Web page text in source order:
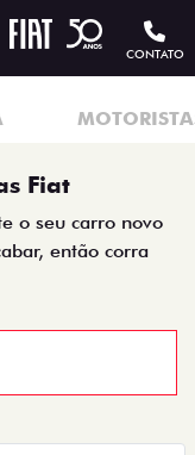
CONTATO
Fiat
o seu carro novo
então corra